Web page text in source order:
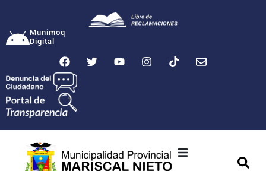
Munimoq
Digital